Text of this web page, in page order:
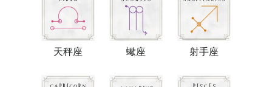
天秤座 蠍座 射手座